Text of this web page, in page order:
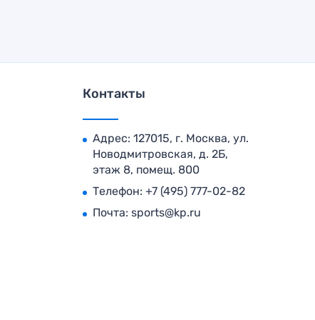
Контакты
Адрес: 127015, г. Москва, ул.
Новодмитровская, д. 2Б,
этаж 8, помещ. 800
Телефон: +7 (495) 777-02-82
Почта: sports@kp.ru